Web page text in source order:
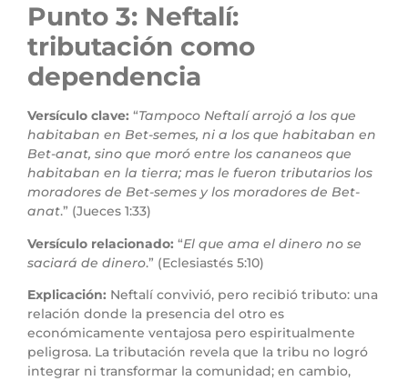
Punto 3: Neftalí:
tributación como
dependencia
Versículo clave: “Tampoco Neftalí arrojó a los que
habitaban en Bet-semes, ni a los que habitaban en
Bet-anat, sino que moró entre los cananeos que
habitaban en la tierra; mas le fueron tributarios los
moradores de Bet-semes y los moradores de Bet-
anat.” (Jueces 1:33)
Versículo relacionado: “El que ama el dinero no se
saciará de dinero.” (Eclesiastés 5:10)
Explicación: Neftalí convivió, pero recibió tributo: una
relación donde la presencia del otro es
económicamente ventajosa pero espiritualmente
peligrosa. La tributación revela que la tribu no logró
integrar ni transformar la comunidad; en cambio,